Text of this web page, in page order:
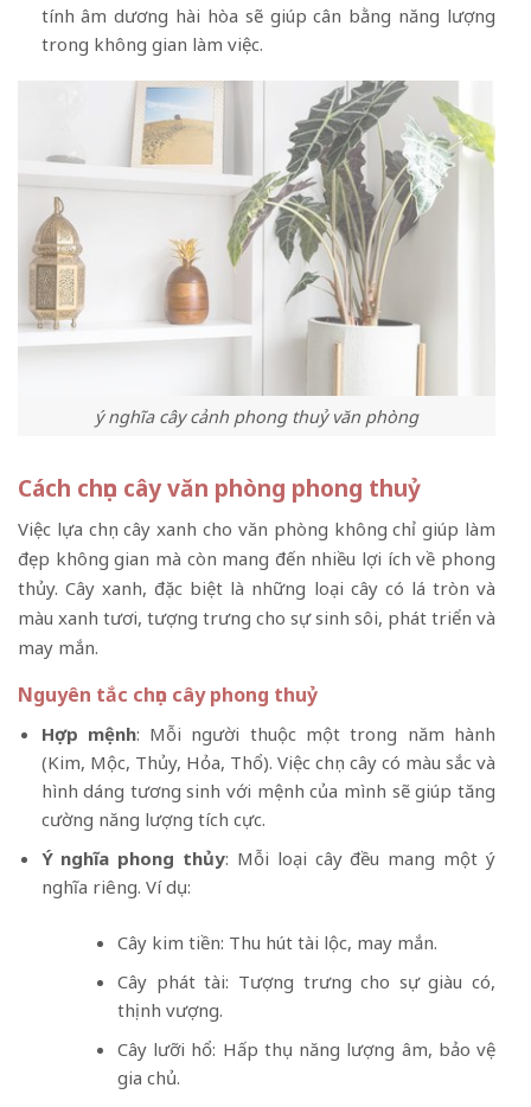
tính âm dương hài hòa sẽ giúp cân bằng năng lượng
trong không gian làm việc.
ý nghĩa cây cảnh phong thuỷ văn phòng
Cách chọn cây văn phòng phong thuỷ
Việc lựa chọn cây xanh cho văn phòng không chỉ giúp làm
đẹp không gian mà còn mang đến nhiều lợi ích về phong
thủy. Cây xanh, đặc biệt là những loại cây có lá tròn và
màu xanh tươi, tượng trưng cho sự sinh sôi, phát triển và
may mắn.
Nguyên tắc chọn cây phong thuỷ
Hợp mệnh: Mỗi người thuộc một trong năm hành
(Kim, Mộc, Thủy, Hỏa, Thổ). Việc chọn cây có màu sắc và
hình dáng tương sinh với mệnh của mình sẽ giúp tăng
cường năng lượng tích cực.
Ý nghĩa phong thủy: Mỗi loại cây đều mang một ý
nghĩa riêng. Ví dụ:
Cây kim tiền: Thu hút tài lộc, may mắn.
Cây phát tài: Tượng trưng cho sự giàu có,
thịnh vượng.
Cây lưỡi hổ: Hấp thụ năng lượng âm, bảo vệ
gia chủ.